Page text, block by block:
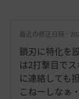
最近の修正日時 :
鎖刃に特化を
は2打撃目で
に連絡しても
こねーしなぁ